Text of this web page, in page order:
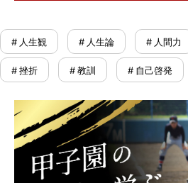
# 人生観 # 人生論 # 人間力
# 挫折 # 教訓 # 自己啓発